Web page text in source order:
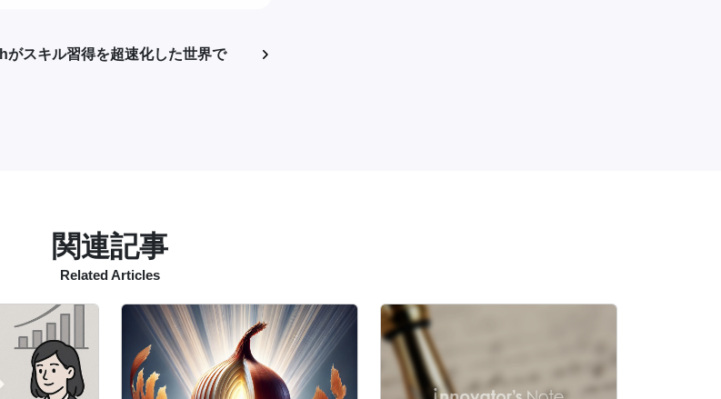
がスキル習得を超速化した世界で
関連記事
Related Articles